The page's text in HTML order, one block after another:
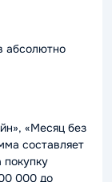
абсолютно
«Месяц без
составляет
000 до